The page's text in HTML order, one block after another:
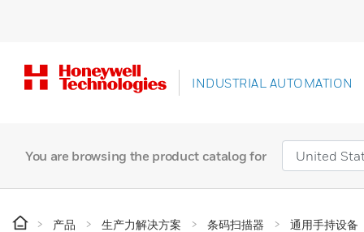
INDUSTRIAL AUTOMATION
You are browsing the product catalog for
产品 生产力解决方案 条码扫描器 通用手持设备